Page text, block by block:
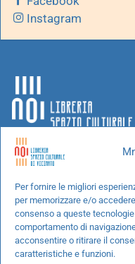
Per fornire le migliori
per memorizzare e/o
consenso a queste
comportamento di
acconsentire o ritirare il
caratteristiche e funzioni.
Instagram
Chi siamo
Progetti speciali
Richiedi un libro
Spedizioni